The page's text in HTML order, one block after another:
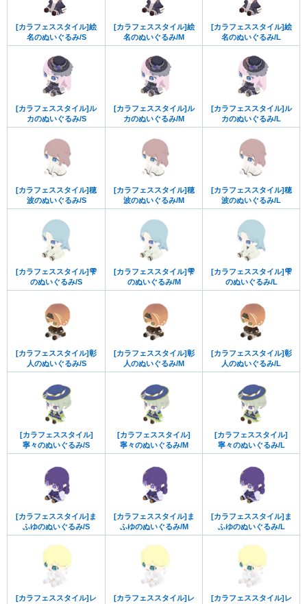
[カラフェススタイル]絵
名のぬいぐるみ/S
[カラフェススタイル]絵
名のぬいぐるみ/M
[カラフェススタイル]絵
名のぬいぐるみ/L
[カラフェススタイル]ル
カのぬいぐるみ/S
[カラフェススタイル]ル
カのぬいぐるみ/M
[カラフェススタイル]ル
カのぬいぐるみ/L
[カラフェススタイル]穂
波のぬいぐるみ/S
[カラフェススタイル]穂
波のぬいぐるみ/M
[カラフェススタイル]穂
波のぬいぐるみ/L
[カラフェススタイル]雫
のぬいぐるみ/S
[カラフェススタイル]雫
のぬいぐるみ/M
[カラフェススタイル]雫
のぬいぐるみ/L
[カラフェススタイル]彰
人のぬいぐるみ/S
[カラフェススタイル]彰
人のぬいぐるみ/M
[カラフェススタイル]彰
人のぬいぐるみ/L
[カラフェススタイル]
寧々のぬいぐるみ/S
[カラフェススタイル]
寧々のぬいぐるみ/M
[カラフェススタイル]
寧々のぬいぐるみ/L
[カラフェススタイル]ま
ふゆのぬいぐるみ/S
[カラフェススタイル]ま
ふゆのぬいぐるみ/M
[カラフェススタイル]ま
ふゆのぬいぐるみ/L
[カラフェススタイル]レ
[カラフェススタイル]レ
[カラフェススタイル]レ